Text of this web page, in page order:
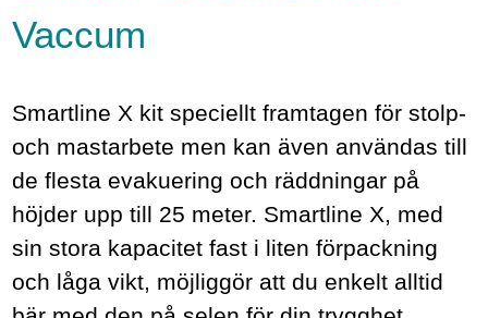
Vaccum
Smartline X kit speciellt framtagen för stolp-
och mastarbete men kan även användas till
de flesta evakuering och räddningar på
höjder upp till 25 meter. Smartline X, med
sin stora kapacitet fast i liten förpackning
och låga vikt, möjliggör att du enkelt alltid